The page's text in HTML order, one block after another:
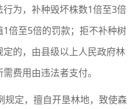
为，补种毁坏株数1倍至3倍
倍至5倍的罚款；拒不补种树
的，由县级以上人民政府林
费用由违法者支付。
定，擅自开垦林地，致使森